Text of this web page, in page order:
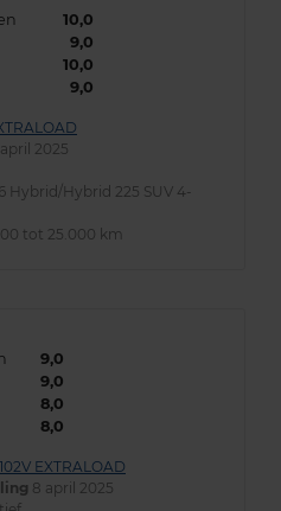
10,0
9,0
10,0
9,0
april 2025
Hybrid/Hybrid 225 SUV 4-
tot 25.000 km
9,0
9,0
8,0
8,0
EXTRALOAD
8 april 2025